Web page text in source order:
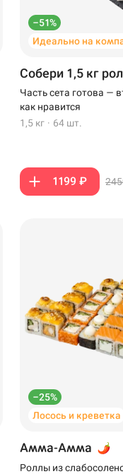
–51%
Идеально на
Собери 1,5 кг
Часть сета готова —
как нравится
1,5 кг · 64 шт.
1199 ₽
–25%
Лосось и креветка
Амма-Амма
Роллы из